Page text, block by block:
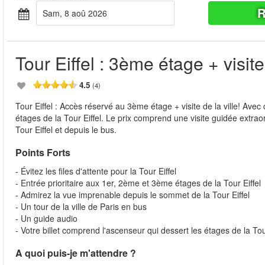
sam, 8 aoû 2026
Tour Eiffel : 3ème étage +
4.5 (4)
Tour Eiffel : Accès réservé au 3ème étage + visite de la ville!
étages de la Tour Eiffel. Le prix comprend une visite guidée
Tour Eiffel et depuis le bus.
Points Forts
- Évitez les files d'attente pour la Tour Eiffel
- Entrée prioritaire aux 1er, 2ème et 3ème étages de la Tour Eiffel
- Admirez la vue imprenable depuis le sommet de la Tour Eiffel
- Un tour de la ville de Paris en bus
- Un guide audio
- Votre billet comprend l'ascenseur qui dessert les étages de la
A quoi puis-je m'attendre ?